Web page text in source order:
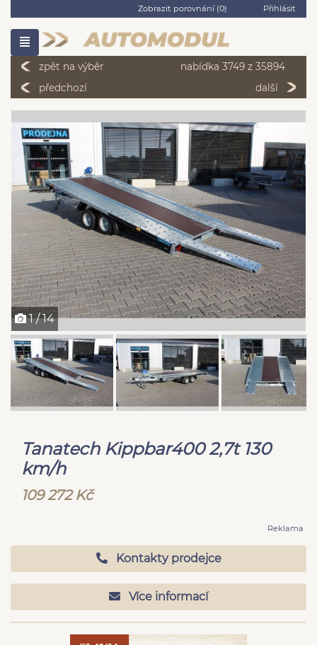
Zobrazit porovnání (0) Přihlásit
zpět na výběr
nabídka 3749 z 35894
předchozí
další
1 / 14
Tanatech Kippbar400 2,7t 130
km/h
109 272 Kč
Reklama
Kontakty prodejce
Více informací